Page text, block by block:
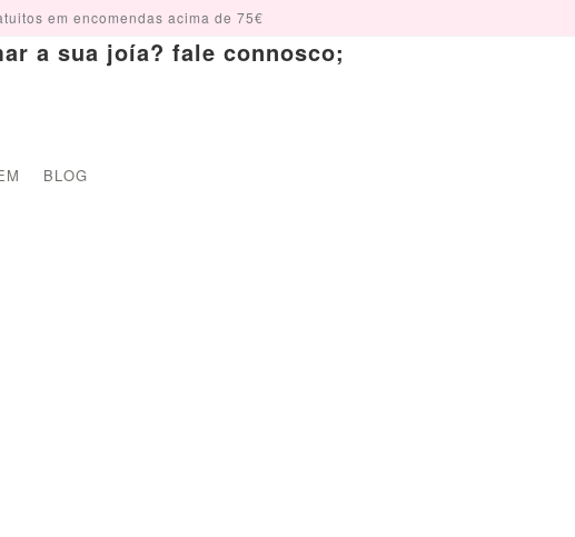
em encomendas acima de 75€
a sua joía? fale connosco;
BLOG